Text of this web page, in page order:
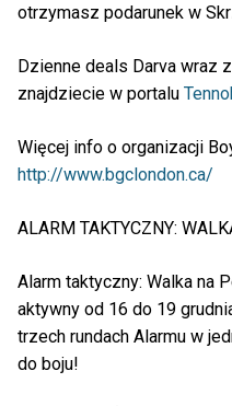
otrzymasz podarunek w
Dzienne deals Darva wraz
znajdziecie w portalu
Więcej info o organizacji
http://www.bgclondon.ca/
ALARM TAKTYCZNY:
Alarm taktyczny: Walka na
aktywny od 16 do 19
trzech rundach Alarmu w
do boju!